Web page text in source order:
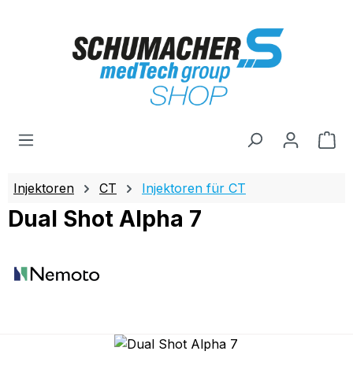
Injektoren CT Injektoren für CT
Dual Shot Alpha 7
Bildergalerie überspringen